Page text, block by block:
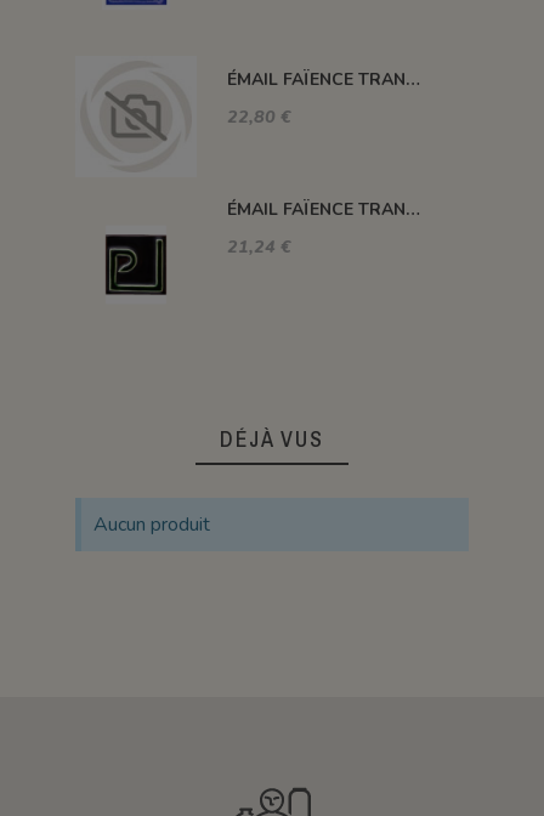
ÉMAIL FAÏENCE TRANSPARENT SANS PLOMB BRILLANT BLEU LAGUNE XP3259/T
22,80 €
ÉMAIL FAÏENCE TRANSPARENT SANS PLOMB BRILLANT VERT XP3025
21,24 €
DÉJÀ VUS
Aucun produit